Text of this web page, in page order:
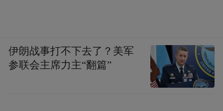
伊朗战事打不下去了？美军
参联会主席力主“翻篇”